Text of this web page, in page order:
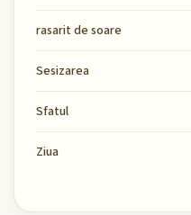
rasarit de soare
Sesizarea
Sfatul
Ziua